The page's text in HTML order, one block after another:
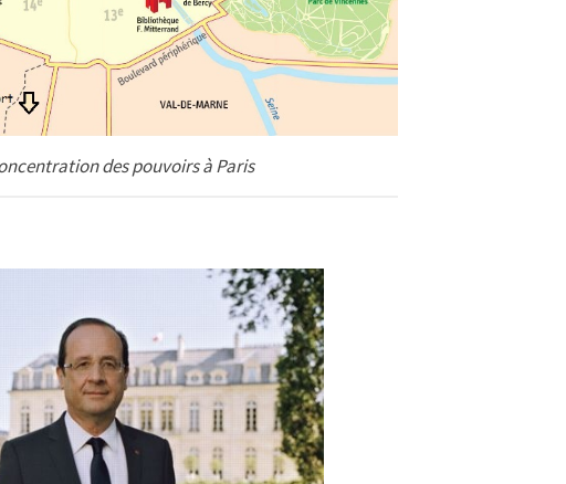
des pouvoirs à Paris